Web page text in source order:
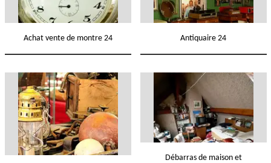
Achat vente de montre 24 Antiquaire 24
Débarras de maison et